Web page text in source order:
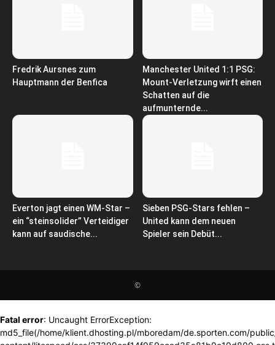
Fredrik Aursnes zum
Hauptmann der Benfica
Manchester United 1:1 PSG:
Mount-Verletzung wirft einen
Schatten auf die
aufmunternde...
Everton jagt einen WM-Star –
ein “steinsolider” Verteidiger
kann auf saudische...
Sieben PSG-Stars fehlen –
United kann dem neuen
Spieler sein Debüt...
©
Fatal error: Uncaught ErrorException:
md5_file(/home/klient.dhosting.pl/mboredam/de.sporten.com/